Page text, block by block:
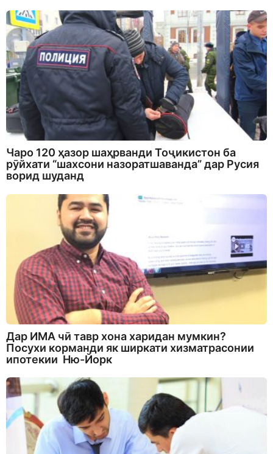
Чаро 120 ҳазор шаҳрванди Тоҷикистон ба
рӯйхати “шахсони назоратшаванда” дар Русия
ворид шуданд
Дар ИМА чӣ тавр хона харидан мумкин?
Посухи корманди як ширкати хизматрасонии
ипотекии Ню-Йорк